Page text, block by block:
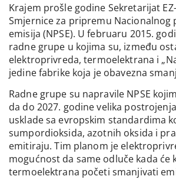
Krajem prošle godine Sekretarijat
Smjernice za pripremu Nacionalnog
emisija (NPSE). U februaru 2015.
radne grupe u kojima su, između
elektroprivreda, termoelektrana i
jedine fabrike koja je obavezna
Radne grupe su napravile NPSE
da do 2027. godine velika
usklade sa evropskim standardima
sumpordioksida, azotnih oksida i
emitiraju. Tim planom je
mogućnost da same odluče kada će
termoelektrana početi smanjivati